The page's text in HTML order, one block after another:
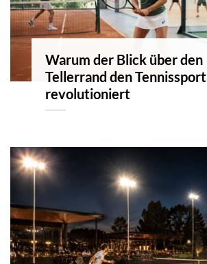
Warum der Blick über den
Tellerrand den Tennissport
revolutioniert